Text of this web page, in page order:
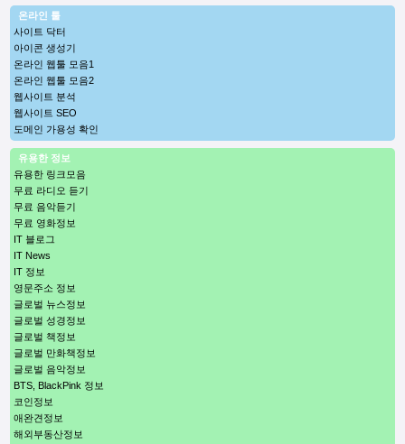
온라인 툴
사이트 닥터
아이콘 생성기
온라인 웹툴 모음1
온라인 웹툴 모음2
웹사이트 분석
웹사이트 SEO
도메인 가용성 확인
유용한 정보
유용한 링크모음
무료 라디오 듣기
무료 음악듣기
무료 영화정보
IT 블로그
IT News
IT 정보
영문주소 정보
글로벌 뉴스정보
글로벌 성경정보
글로벌 책정보
글로벌 만화책정보
글로벌 음악정보
BTS, BlackPink 정보
코인정보
애완견정보
해외부동산정보